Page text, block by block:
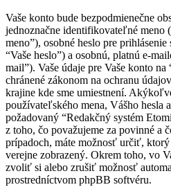
Vaše konto bude bezpodmienečne
jednoznačne identifikovateľné meno
meno”), osobné heslo pre
“Vaše heslo”) a osobnú, platnú e-
mail”). Vaše údaje pre Vaše konto
chránené zákonom na ochranu
krajine kde sme umiestnení.
používateľského mena, Vášho hesla
požadovaný “Redakčný systém
z toho, čo považujeme za povinné a
prípadoch, máte možnosť určiť,
verejne zobrazený. Okrem toho, vo
zvoliť si alebo zrušiť možnosť
prostredníctvom phpBB softvéru.